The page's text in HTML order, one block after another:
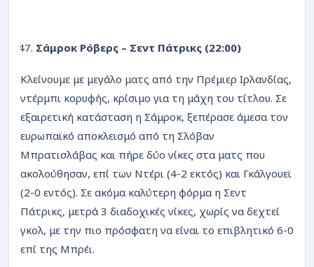
Σάμροκ Ρόβερς – Σεντ Πάτρικς (22:00)
Κλείνουμε με μεγάλο ματς από την Πρέμιερ Ιρλανδίας,
ντέρμπι κορυφής, κρίσιμο για τη μάχη του τίτλου. Σε
εξαιρετική κατάσταση η Σάμροκ, ξεπέρασε άμεσα τον
ευρωπαϊκό αποκλεισμό από τη Σλόβαν
Μπρατισλάβας και πήρε δύο νίκες στα ματς που
ακολούθησαν, επί των Ντέρι (4-2 εκτός) και Γκάλγουεϊ
(2-0 εντός). Σε ακόμα καλύτερη φόρμα η Σεντ
Πάτρικς, μετρά 3 διαδοχικές νίκες, χωρίς να δεχτεί
γκολ, με την πιο πρόσφατη να είναι το επιβλητικό 6-0
επί της Μπρέι.